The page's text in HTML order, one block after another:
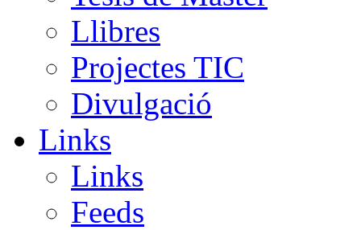
Llibres
Projectes TIC
Divulgació
Links
Links
Feeds